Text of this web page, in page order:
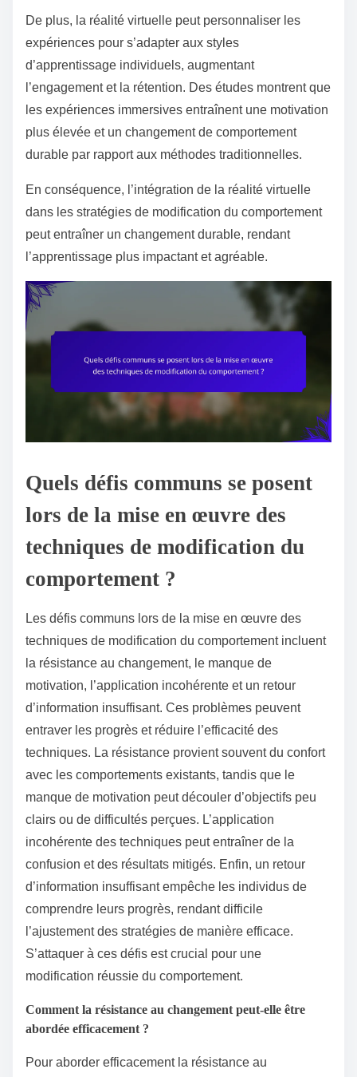
De plus, la réalité virtuelle peut personnaliser les
expériences pour s’adapter aux styles
d’apprentissage individuels, augmentant
l’engagement et la rétention. Des études montrent que
les expériences immersives entraînent une motivation
plus élevée et un changement de comportement
durable par rapport aux méthodes traditionnelles.
En conséquence, l’intégration de la réalité virtuelle
dans les stratégies de modification du comportement
peut entraîner un changement durable, rendant
l’apprentissage plus impactant et agréable.
Quels défis communs se posent
lors de la mise en œuvre des
techniques de modification du
comportement ?
Les défis communs lors de la mise en œuvre des
techniques de modification du comportement incluent
la résistance au changement, le manque de
motivation, l’application incohérente et un retour
d’information insuffisant. Ces problèmes peuvent
entraver les progrès et réduire l’efficacité des
techniques. La résistance provient souvent du confort
avec les comportements existants, tandis que le
manque de motivation peut découler d’objectifs peu
clairs ou de difficultés perçues. L’application
incohérente des techniques peut entraîner de la
confusion et des résultats mitigés. Enfin, un retour
d’information insuffisant empêche les individus de
comprendre leurs progrès, rendant difficile
l’ajustement des stratégies de manière efficace.
S’attaquer à ces défis est crucial pour une
modification réussie du comportement.
Comment la résistance au changement peut-elle être
abordée efficacement ?
Pour aborder efficacement la résistance au